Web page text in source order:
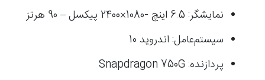
نمایشگر: 6.5 اینچ -1080×2400 پیکسل – 90 هرتز
سیستم‌عامل: اندروید 10
پردازنده: Snapdragon 750G